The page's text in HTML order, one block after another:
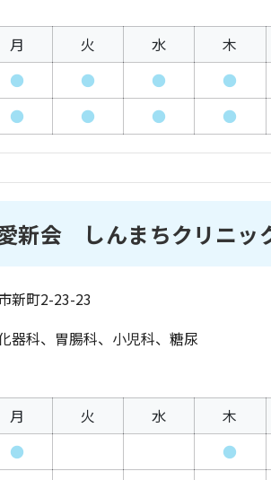
月 火 水 木
● ● ● ●
● ● ● ●
新会 しんまちクリニッ
新町2-23-23
器科、胃腸科、小児科、糖尿
月 火 水 木
● ●